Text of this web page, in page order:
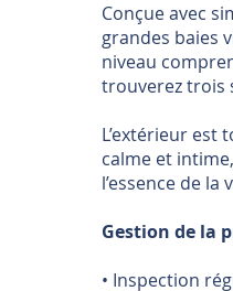
Conçue avec
grandes baies
niveau
trouverez trois
L’extérieur
calme et
l’essence de
Gestion de la
• Inspection